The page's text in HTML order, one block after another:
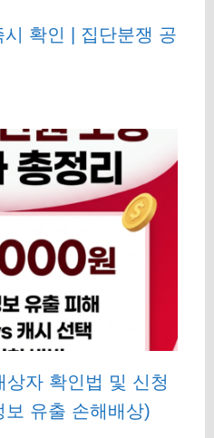
확인 | 집단분쟁 공
자 확인법 및 신청
유출 손해배상)